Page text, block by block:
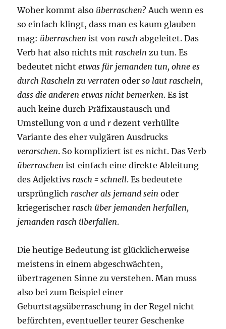
Woher kommt also überraschen? Auch wenn es
so einfach klingt, dass man es kaum glauben
mag: überraschen ist von rasch abgeleitet. Das
Verb hat also nichts mit rascheln zu tun. Es
bedeutet nichtetwas für jemanden tun, ohne es
durch Rascheln zu verraten oderso laut rascheln,
dass die anderen etwas nicht bemerken. Es ist
auch keine durch Präfixaustausch und
Umstellung vona und r dezent verhüllte
Variante des eher vulgären Ausdrucks
verarschen. So kompliziert ist es nicht. Das Verb
überraschen ist einfach eine direkte Ableitung
des Adjektivs rasch = schnell. Es bedeutete
ursprünglich rascher als jemand sein oder
kriegerischer rasch über jemanden herfallen,
jemanden rasch überfallen.
Die heutige Bedeutung ist glücklicherweise
meistens in einem abgeschwächten,
übertragenen Sinne zu verstehen. Man muss
also bei zum Beispiel einer
Geburtstagsüberraschung in der Regel nicht
befürchten, eventueller teurer Geschenke